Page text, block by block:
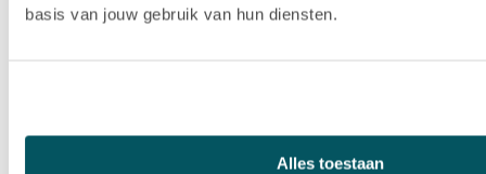
basis van jouw gebruik van hun diensten.
Alles toestaan